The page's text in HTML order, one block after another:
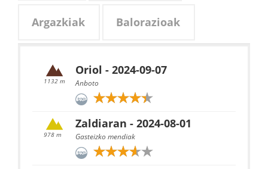
Argazkiak Balorazioak
1132 m
Oriol - 2024-09-07
Anboto
978 m
Zaldiaran - 2024-08-01
Gasteizko mendiak